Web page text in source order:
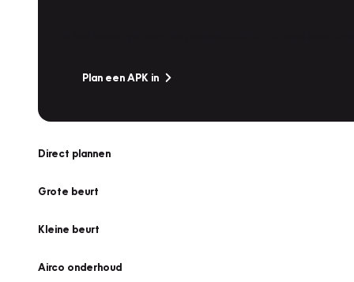
Plan een APK in
Direct plannen
Grote beurt
Kleine beurt
Airco onderhoud